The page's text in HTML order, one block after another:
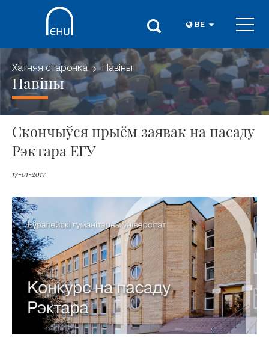
BE
Хатняя старонка Навіны
Навіны
Скончыўся прыём заявак на пасаду
Рэктара ЕГУ
17-01-2017